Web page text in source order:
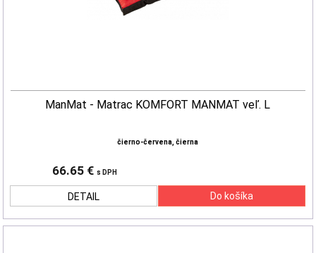
ManMat - Matrac KOMFORT MANMAT veľ. L
čierno-červena, čierna
66.65 € s DPH
DETAIL